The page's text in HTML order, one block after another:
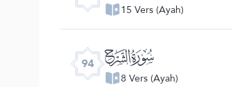
15 Vers (Ayah)
94 ﰋ
8 Vers (Ayah)